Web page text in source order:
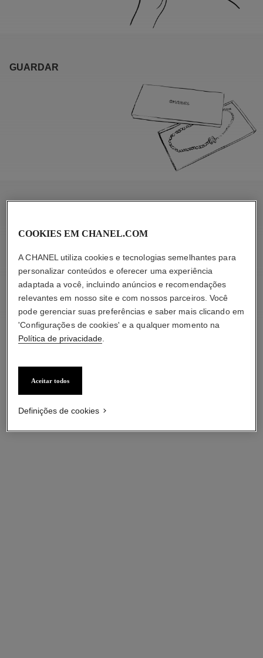
GUARDAR
COOKIES EM CHANEL.COM
A CHANEL utiliza cookies e tecnologias semelhantes para
personalizar conteúdos e oferecer uma experiência
adaptada a você, incluindo anúncios e recomendações
relevantes em nosso site e com nossos parceiros. Você
pode gerenciar suas preferências e saber mais clicando em
'Configurações de cookies' e a qualquer momento na
Política de privacidade
Aceitar todos
Definições de cookies